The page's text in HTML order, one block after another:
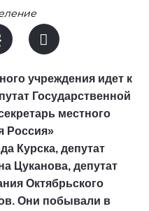
учреждения идет к
Государственной
местного
Россия»
Курска, депутат
Цуканова, депутат
Октябрьского
Они побывали в